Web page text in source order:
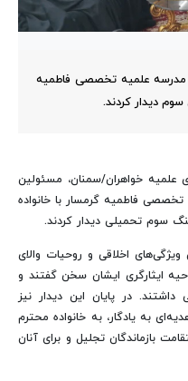
مدرسه علمیه تخصصی فاطمیه
دیدار کردند.
علمیه خواهران/سمنان، مسئولین
فاطمیه گرمسار با خانواده
سوم تحمیلی دیدار کردند.
ویژگی‌های اخلاقی و روحیات والای
ایثارگری ایشان سخن گفتند و
در پایان این دیدار نیز
به یادگار، به خانواده محترم
بازماندگان تجلیل و برای آنان